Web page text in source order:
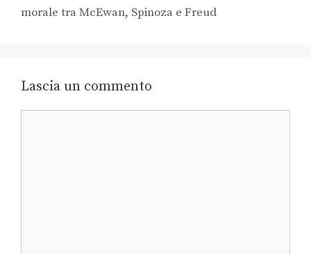
morale tra McEwan, Spinoza e Freud
Lascia un commento